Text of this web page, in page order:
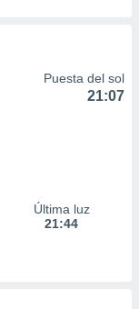
Puesta del sol
21:07
Última luz
21:44